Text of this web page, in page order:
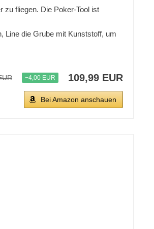
zu fliegen. Die Poker-Tool ist
Line die Grube mit Kunststoff, um
−4,00 EUR 109,99 EUR
Bei Amazon anschauen